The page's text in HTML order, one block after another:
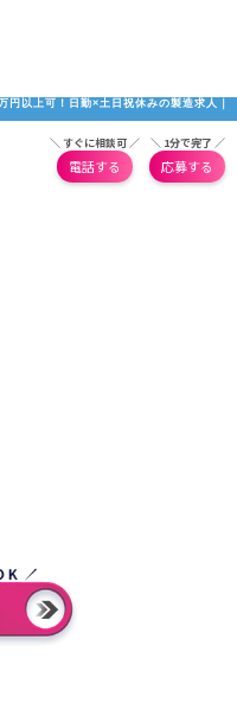
円以上可！日勤×土日祝休みの製造求人｜
＼ すぐに相談可 ／
電話する
＼ 1分で完了 ／
応募する